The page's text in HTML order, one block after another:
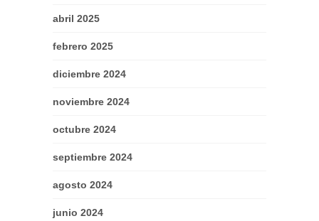
abril 2025
febrero 2025
diciembre 2024
noviembre 2024
octubre 2024
septiembre 2024
agosto 2024
junio 2024